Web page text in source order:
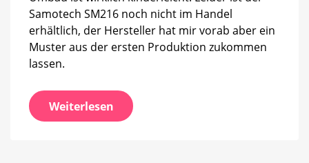
Samotech SM216 noch nicht im Handel
erhältlich, der Hersteller hat mir vorab aber ein
Muster aus der ersten Produktion zukommen
lassen.
Weiterlesen